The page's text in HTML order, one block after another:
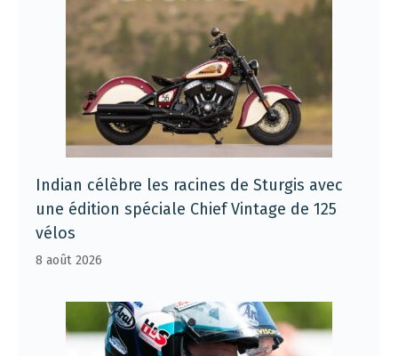
Indian célèbre les racines de Sturgis avec
une édition spéciale Chief Vintage de 125
vélos
8 août 2026